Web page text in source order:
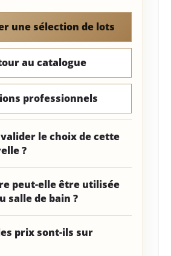
une sélection de lots
au catalogue
professionnels
le choix de cette
?
peut-elle être utilisée
salle de bain ?
prix sont-ils sur